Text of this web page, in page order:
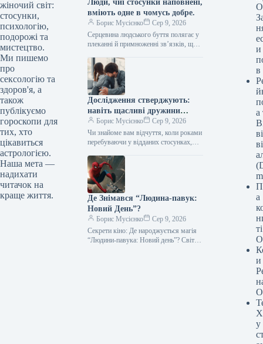
жіночий світ:
стосунки,
психологію,
подорожі та
мистецтво.
Ми пишемо
про
сексологію та
здоров'я, а
також
публікуємо
гороскопи для
тих, хто
цікавиться
астрологією.
Наша мета —
надихати
читачок на
краще життя.
Люди, чиї стосунки наповнені,
вміють одне в чомусь добре.
Борис Мусієнко
Сер 9, 2026
Серцевина людського буття полягає у
плеканні й примноженні зв’язків, що
родиною, друзями, коханими –…
Дослідження стверджують:
навіть щасливі дружини
прагнуть зради після певних
подій.
Борис Мусієнко
Сер 9, 2026
Чи знайоме вам відчуття, коли роками
перебуваючи у відданих стосунках,
пристрасть вже не та”? Визнати це…
Де Знімався “Людина-павук:
Новий День”?
Борис Мусієнко
Сер 9, 2026
Секрети кіно: Де народжується магія
“Людини-павука: Новий день”? Світ
и
в
а
а
и
у